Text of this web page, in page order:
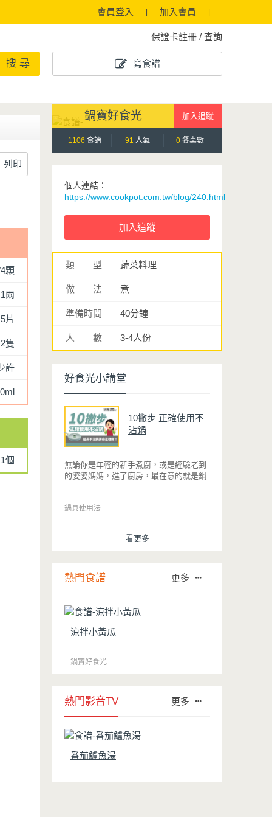
會員登入 加入會員
保證卡註冊 / 查詢
寫食譜
搜 尋
列印
顆
1兩
5片
2隻
許
1個
鍋寶好食光
1106 食譜 91 人氣 0 餐桌數
個人連結：
https://www.cookpot.com.tw/blog/240.html
類 型 蔬菜料理
做 法 煮
準備時間 40分鐘
人 數 3-4人份
好食光小講堂
10撇步 正確使用不
沾鍋
無論你是年輕的新手煮廚，或是經驗老到
的婆婆媽媽，進了廚房，最在意的就是鍋
的問題後，就深受普羅大眾的喜愛，而鍋
金鑽不沾系列的鍋具，更年年穩居銷售排
您！
鍋具使用法
看更多
熱門食譜 更多
涼拌小黃瓜
鍋寶好食光
熱門影音TV 更多
番茄鱸魚湯